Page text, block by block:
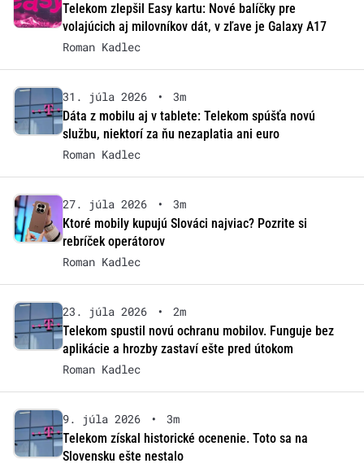
Telekom zlepšil Easy kartu: Nové balíčky pre
volajúcich aj milovníkov dát, v zľave je Galaxy A17
Roman Kadlec
31. júla 2026 •
3m
Dáta z mobilu aj v tablete: Telekom spúšťa novú
službu, niektorí za ňu nezaplatia ani euro
Roman Kadlec
27. júla 2026 •
3m
Ktoré mobily kupujú Slováci najviac? Pozrite si
rebríček operátorov
Roman Kadlec
23. júla 2026 •
2m
Telekom spustil novú ochranu mobilov. Funguje bez
aplikácie a hrozby zastaví ešte pred útokom
Roman Kadlec
9. júla 2026 •
3m
Telekom získal historické ocenenie. Toto sa na
Slovensku ešte nestalo